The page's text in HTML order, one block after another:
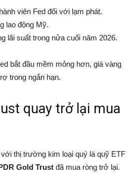
viên Fed đối với lạm phát.
lao động Mỹ.
lãi suất trong nửa cuối năm 2026.
bắt đầu mềm mỏng hơn, giá vàng
trong ngắn hạn.
quay trở lại mua
thị trường kim loại quý là quỹ ETF
Gold Trust đã mua ròng trở lại.